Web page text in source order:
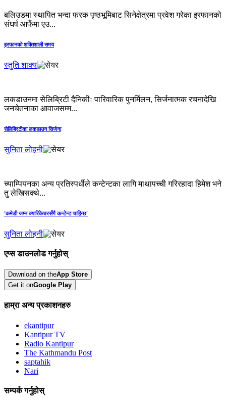
बलिउडमा स्थापित भन्दा फरक पृष्ठभूमिबाट सिनेक्षेत्रमा प्रवेश गरेका इरफानको
संघर्ष आफैंमा एउ...
इरफानको शक्तिशाली समय
स्तुति शाक्य
लकडाउनमा सेलिब्रिटी दैनिकीः पारिवारिक पुनर्मिलन, सिर्जनात्मक रचनादेखि
जनचेतनाका आवाजसम्म...
सेलिब्रिटीका लकडाउन सिर्जना
सुनिता लोहनी
च्याम्पियनका अन्य प्रतिस्पर्धीले कन्टेन्टका लागि माथापच्ची गरिरहादा हिमेश भने
तु लेखिसक्थे...
'कमेडी जम्‍न क्‍यारिकेचरसँगै कन्टेन्ट चाहिन्छ'
सुनिता लोहनी
एप्स डाउनलोड गर्नुहोस्
Download on theApp Store
Get it onGoogle Play
हाम्रा अन्य प्रकाशनहरु
ekantipur
Kantipur TV
Radio Kantipur
The Kathmandu Post
saptahik
Nari
सम्पर्क गर्नुहोस्